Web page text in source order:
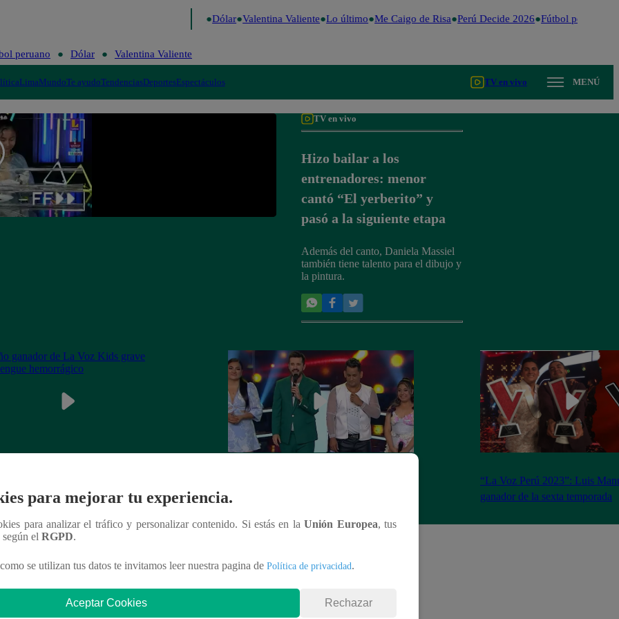
Dólar Valentina Valiente Lo último Me Caigo de Risa Perú Decide 2026 Fútbol peruano
peruano Dólar Valentina Valiente
LimaMundoTe ayudoTendenciasDeportesEspectáculos TV en vivo MENÚ
TV en vivo
Hizo bailar a los
entrenadores: menor
cantó “El yerberito” y
pasó a la siguiente etapa
Además del canto, Daniela Massiel
también tiene talento para el dibujo y
la pintura.
hemorrágico
“La Voz Perú 2023”: Luis
ganador de la sexta temporada
para mejorar tu experiencia.
para analizar el tráfico y personalizar contenido. Si estás en laUnión Europea, tus
según el RGPD.
se utilizan tus datos te invitamos leer nuestra pagina de Política de privacidad.
Aceptar Cookies Rechazar